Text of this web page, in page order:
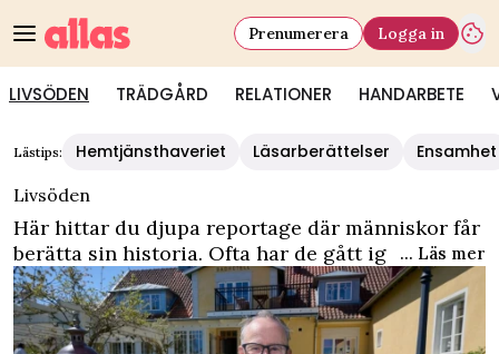
LIVSÖDEN TRÄDGÅRD RELATIONER HANDARBETE
Prenumerera Logga in
Allas - Livsöden – ta del av gripande berättelser på Allas
Lästips: Hemtjänsthaveriet Läsarberättelser
Ensamhet
Livsöden
Här hittar du djupa reportage där människor får
berätta sin historia. Ofta har de gått igenom
något svårt eller omvälvande som fått livet att ta
nya vändningar.
... Läs mer